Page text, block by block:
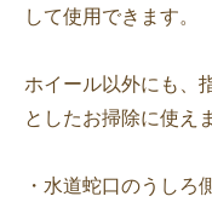
して使用できます。
ホイール以外にも、
としたお掃除に使え
・水道蛇口のうしろ